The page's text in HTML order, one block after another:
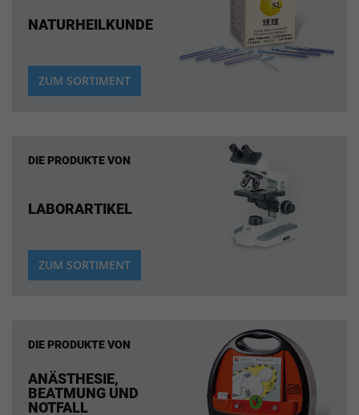
NATURHEILKUNDE
ZUM SORTIMENT
DIE PRODUKTE VON
LABORARTIKEL
ZUM SORTIMENT
DIE PRODUKTE VON
ANÄSTHESIE,
BEATMUNG UND
NOTFALL